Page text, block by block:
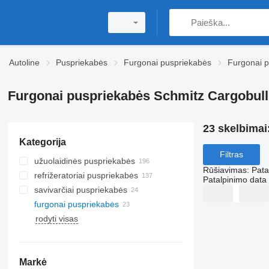
Autoline Puspriekabės Furgonai puspriekabės Furgonai
Furgonai puspriekabės Schmitz
Kategorija
užuolaidinės puspriekabės
refrižeratoriai puspriekabės
savivarčiai puspriekabės
furgonai puspriekabės
rodyti visas
Markė
23
Filtras
Rūšiavimas:
Patalpinimo data